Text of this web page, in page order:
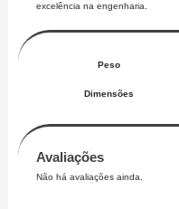
excelência na engenharia.
Peso
Dimensões
Avaliações
Não há avaliações ainda.